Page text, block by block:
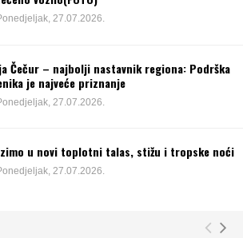
27.07.2026.
Čečur – najbolji nastavnik regiona: Podrška
je najveće priznanje
27.07.2026.
u novi toplotni talas, stižu i tropske noći
27.07.2026.